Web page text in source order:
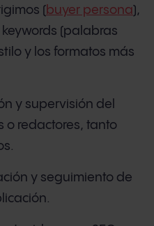
(buyer persona),
keywords (palabras
y los formatos más
y supervisión del
o redactores, tanto
y seguimiento de